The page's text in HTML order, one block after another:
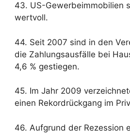
43. US-Gewerbeimmobilien
wertvoll.
44. Seit 2007 sind in den
die Zahlungsausfälle bei
4,6 % gestiegen.
45. Im Jahr 2009
einen Rekordrückgang im
46. Aufgrund der Rezession